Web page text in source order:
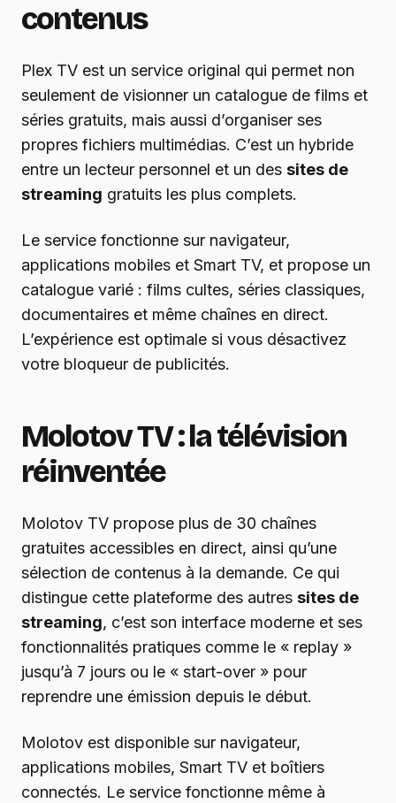
contenus
Plex TV est un service original qui permet non
seulement de visionner un catalogue de films et
séries gratuits, mais aussi d’organiser ses
propres fichiers multimédias. C’est un hybride
entre un lecteur personnel et un des sites de
streaming gratuits les plus complets.
Le service fonctionne sur navigateur,
applications mobiles et Smart TV, et propose un
catalogue varié : films cultes, séries classiques,
documentaires et même chaînes en direct.
L’expérience est optimale si vous désactivez
votre bloqueur de publicités.
Molotov TV : la télévision
réinventée
Molotov TV propose plus de 30 chaînes
gratuites accessibles en direct, ainsi qu’une
sélection de contenus à la demande. Ce qui
distingue cette plateforme des autres sites de
streaming, c’est son interface moderne et ses
fonctionnalités pratiques comme le « replay »
jusqu’à 7 jours ou le « start-over » pour
reprendre une émission depuis le début.
Molotov est disponible sur navigateur,
applications mobiles, Smart TV et boîtiers
connectés. Le service fonctionne même à